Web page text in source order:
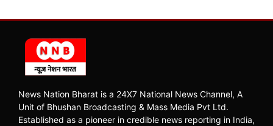
News Nation Bharat is a 24X7 National News Channel, A
Unit of Bhushan Broadcasting & Mass Media Pvt Ltd.
Established as a pioneer in credible news reporting in India,